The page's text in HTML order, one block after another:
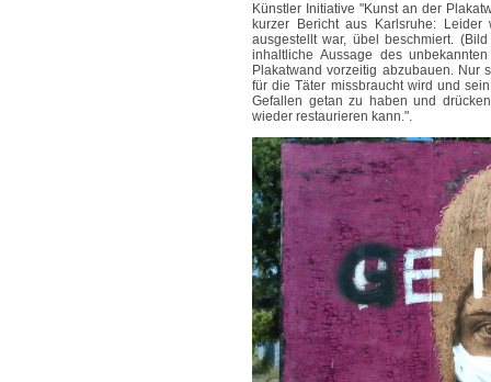
Künstler Initiative "Kunst an der
kurzer Bericht aus Karlsruhe:
ausgestellt war, übel beschmiert.
inhaltliche Aussage des
Plakatwand vorzeitig abzubauen. Nur
für die Täter missbraucht wird und
Gefallen getan zu haben und
wieder restaurieren kann.".